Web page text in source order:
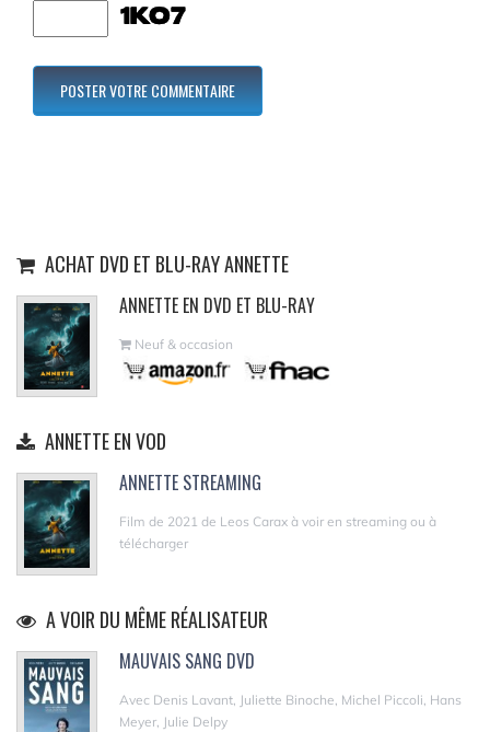
ACHAT DVD ET BLU-RAY ANNETTE
ANNETTE EN DVD ET BLU-RAY
Neuf & occasion
ANNETTE EN VOD
ANNETTE STREAMING
Film de 2021 de Leos Carax à voir en streaming ou à
télécharger
A VOIR DU MÊME RÉALISATEUR
MAUVAIS SANG DVD
Avec Denis Lavant, Juliette Binoche, Michel Piccoli, Hans
Meyer, Julie Delpy